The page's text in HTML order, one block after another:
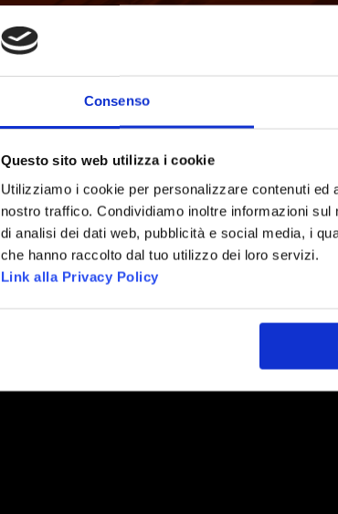
Consenso
Questo sito web utilizza i cookie
Utilizziamo i cookie per personalizzare contenuti
nostro traffico. Condividiamo inoltre informazioni
di analisi dei dati web, pubblicità e social media, i
che hanno raccolto dal tuo utilizzo dei loro servizi.
Link alla Privacy Policy